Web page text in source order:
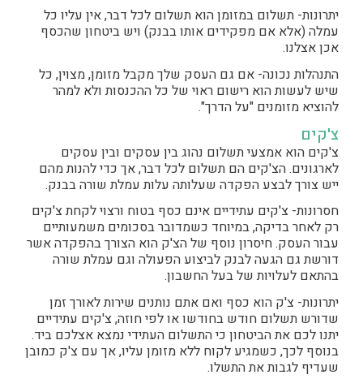
יתרונות- תשלום במזומן הוא תשלום לכל דבר, אין עליו כל
עמלה (אלא אם מפקידים אותו בבנק) ויש ביטחון שהכסף
אכן אצלנו.
התנהלות נכונה- אם גם העסק שלך מקבל מזומן, מצוין, כל
שיש לעשות הוא רישום ראוי של כל ההכנסות ולא למהר
להוציא מזומנים "על הדרך".
צ'קים
צ'קים הוא אמצעי תשלום נהוג בין עסקים ובין עסקים
לארגונים. הצ'קים הם תשלום לכל דבר, אך כדי להנות מהם
ייש צורך לבצע הפקדה שעלותה עלות עמלת שורה בבנק.
חסרונות- צ'קים עתידיים אינם כסף בטוח ורצוי לקחת צ'קים
רק לאחר בדיקה, במיוחד כשמדובר בסכומים משמעותיים
עבור העסק. חיסרון נוסף של הצ'ק הוא הצורך בהפקדה אשר
דורשת גם הגעה לבנק לביצוע הפעולה וגם עמלת שורה
בהתאם לעלויות של בעל החשבון.
יתרונות- צ'ק הוא כסף ואם אתם נותנים שירות לאורך זמן
שדורש תשלום חודש בחודשו או לפי חוזה, צ'קים עתידיים
יתנו לכם את הביטחון כי התשלום העתידי נמצא אצלכם ביד.
בנוסף לכך, כשמגיע לקוח ללא מזומן עליו, אך עם צ'ק כמובן
שעדיף לגבות את התשלו.